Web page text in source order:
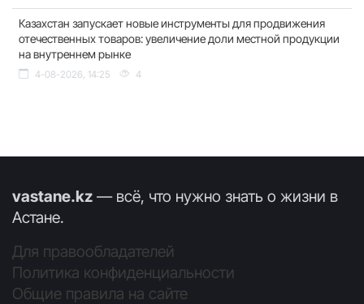
Казахстан запускает новые инструменты для продвижения
отечественных товаров: увеличение доли местной продукции
на внутреннем рынке
4-08-2026, 14:25 4
vastane.kz — всё, что нужно знать о жизни в
Астане.
Для правообладателей
Политика конфиденциальности
Общие правила на сайте